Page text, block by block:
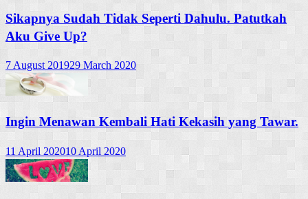
Sikapnya Sudah Tidak Seperti Dahulu. Patutkah
Aku Give Up?
7 August 201929 March 2020
Ingin Menawan Kembali Hati Kekasih yang Tawar.
11 April 202010 April 2020